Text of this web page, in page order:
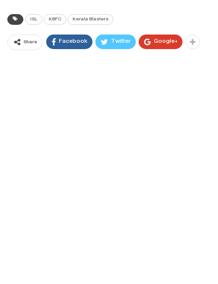
ISL KBFC Kerala Blasters
Share Facebook Twitter Google+